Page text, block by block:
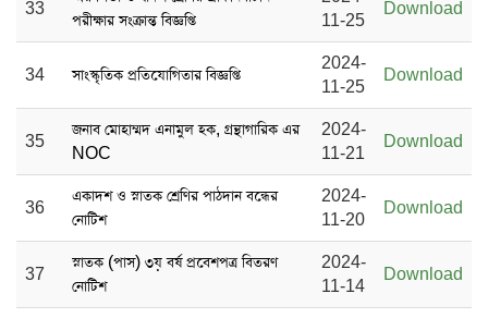
33
পরীক্ষার সংক্রান্ত বিজ্ঞপ্তি
11-25
Download
34 সাংস্কৃতিক প্রতিযোগিতার বিজ্ঞপ্তি
2024-
11-25
Download
35
জনাব মোহাম্মদ এনামুল হক, গ্রন্থাগারিক এর
NOC
2024-
11-21
Download
36
একাদশ ও স্নাতক শ্রেণির পাঠদান বন্ধের
নোটিশ
2024-
11-20
Download
37
স্নাতক (পাস) ৩য় বর্ষ প্রবেশপত্র বিতরণ
নোটিশ
2024-
11-14
Download